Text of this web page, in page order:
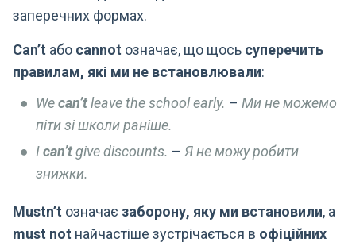
заперечних формах.
Can’t або cannot означає, що щось суперечить
правилам, які ми не встановлювали:
Wecan’tleave the school early. –Ми не можемо
піти зі школи раніше.
Ican’tgive discounts. –Я не можу робити
знижки.
Mustn’t означає заборону, яку ми встановили, а
must not найчастіше зустрічається в офіційних